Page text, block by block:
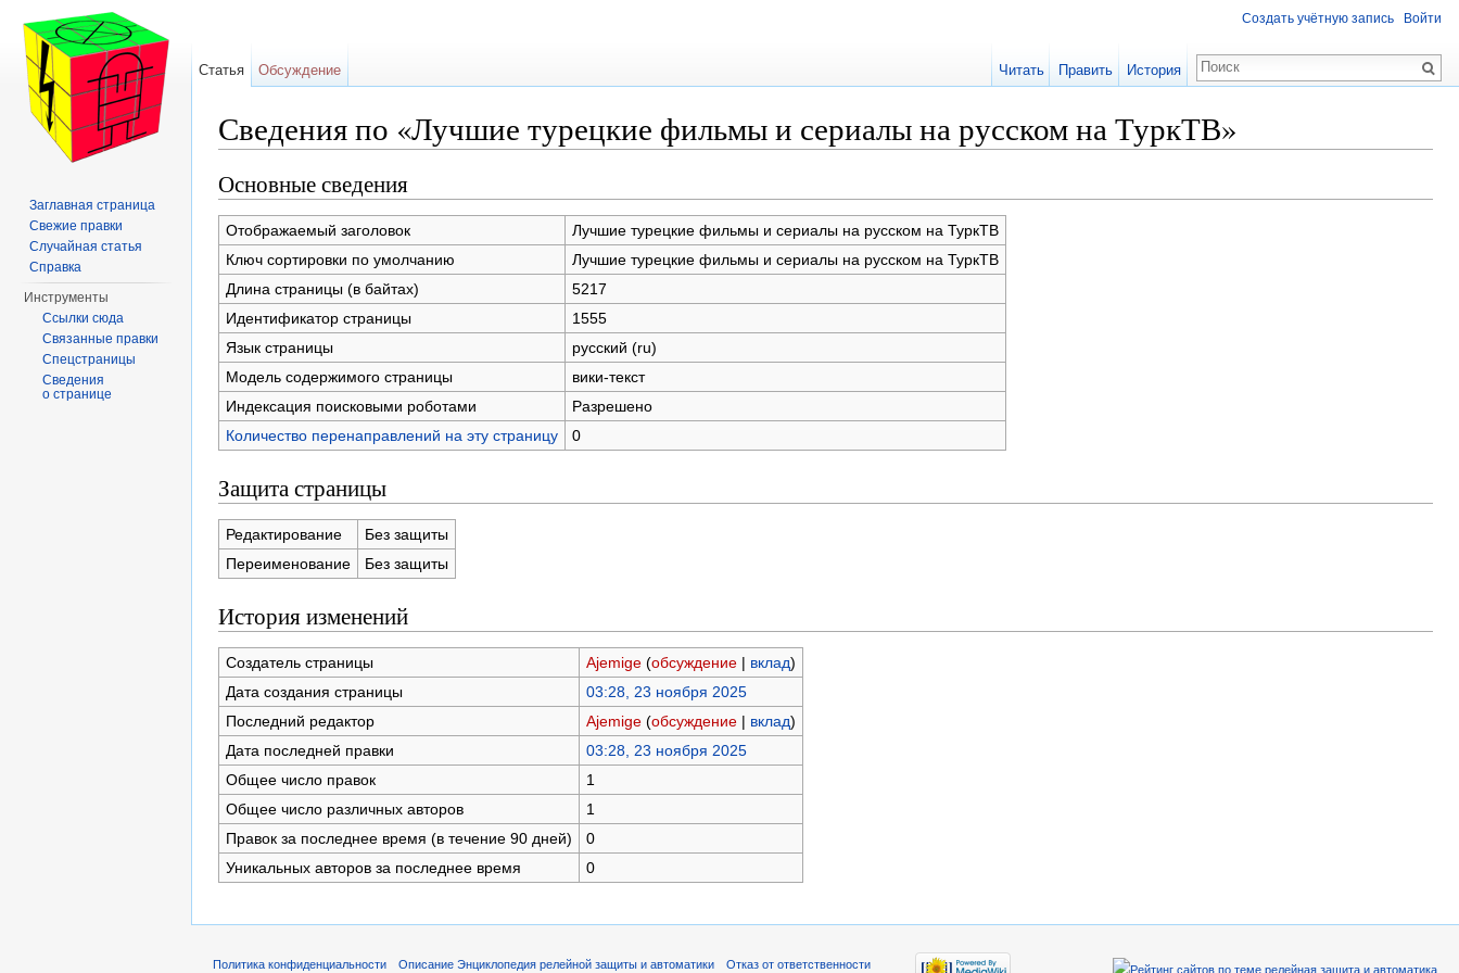
Сведения по «Лучшие турецкие фильмы и сериалы на русском на ТуркТВ»
Основные сведения
Отображаемый заголовок
Лучшие турецкие фильмы и сериалы на русском на ТуркТВ
Ключ сортировки по умолчанию
Лучшие турецкие фильмы и сериалы на русском на ТуркТВ
Длина страницы (в байтах)
5217
Идентификатор страницы
1555
Язык страницы
русский (ru)
Модель содержимого страницы
вики-текст
Индексация поисковыми роботами
Разрешено
Количество перенаправлений на эту страницу
0
Защита страницы
Редактирование
Без защиты
Переименование
Без защиты
История изменений
Создатель страницы Ajemige (обсуждение| вклад)
Дата создания страницы
03:28, 23 ноября 2025
Последний редактор
Ajemige (обсуждение| вклад)
Дата последней правки
03:28, 23 ноября 2025
Общее число правок
1
Общее число различных авторов
1
Правок за последнее время (в течение 90 дней)
0
Уникальных авторов за последнее время
0
Создать учётную запись Войти
Статья Обсуждение Читать Править История
Заглавная страница
Свежие правки
Случайная статья
Справка
Инструменты
Ссылки сюда
Связанные правки
Спецстраницы
Сведения
о странице
Политика конфиденциальности Описание Энциклопедия релейной защиты и автоматики Отказ от ответственности